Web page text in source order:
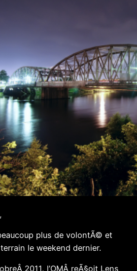
plus de volontÃ© et
le weekend dernier.
2011, l’OMÂ reÃ§oit Lens